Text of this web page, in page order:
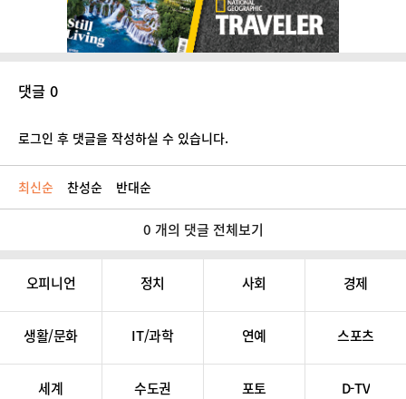
댓글 0
로그인 후 댓글을 작성하실 수 있습니다.
최신순 찬성순 반대순
0 개의 댓글 전체보기
오피니언 정치 사회 경제
생활/문화 IT/과학 연예 스포츠
세계 수도권 포토 D-TV